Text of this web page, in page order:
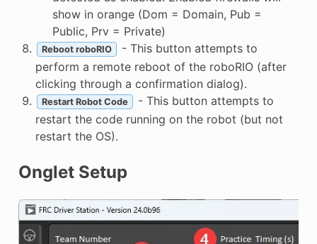
show in orange (Dom = Domain, Pub =
Public, Prv = Private)
Reboot roboRIO
- This button attempts to
perform a remote reboot of the roboRIO (after
clicking through a confirmation dialog).
Restart Robot Code
- This button attempts to
restart the code running on the robot (but not
restart the OS).
Onglet Setup